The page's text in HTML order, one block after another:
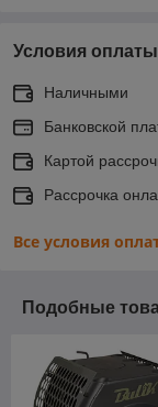
Условия оплаты
Наличными
Банковской
Картой
Рассрочка
Все условия
Подобные